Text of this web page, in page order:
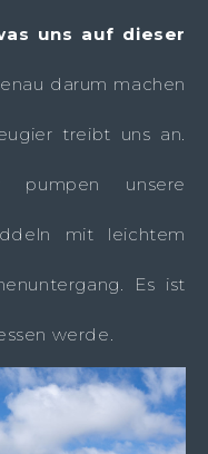
uns auf dieser
darum machen
treibt uns an.
unsere
mit leichtem
Es ist
werde.